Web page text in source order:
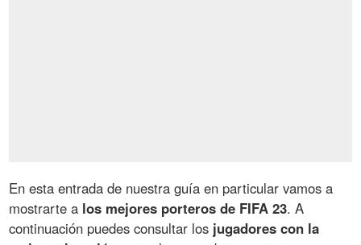
En esta entrada de nuestra guía en particular vamos a
mostrarte a los mejores porteros de FIFA 23. A
continuación puedes consultar los jugadores con la